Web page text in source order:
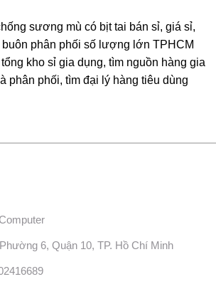
sương mù có bịt tai bán sỉ, giá sỉ,
buôn phân phối số lượng lớn TPHCM
kho sỉ gia dụng, tìm nguồn hàng gia
phân phối, tìm đại lý hàng tiêu dùng
6, Quận 10, TP. Hồ Chí Minh